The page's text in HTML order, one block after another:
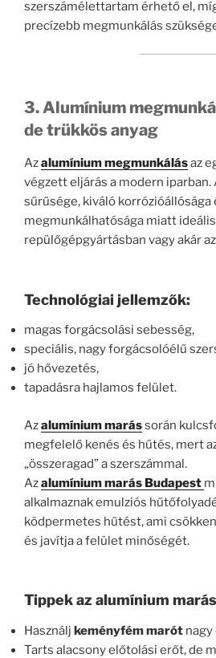
szerszámélettartam érhető el,
precízebb megmunkálás
3. Alumínium
de trükkös anyag
Azalumínium megmunkálásaz
végzett eljárás a modern iparban.
sűrűsége, kiváló korrózióállósága
megmunkálhatósága miatt
repülőgépgyártásban vagy akár
Technológiai jellemzők:
magas forgácsolási sebesség,
speciális, nagy forgácsolóélű
jó hővezetés,
tapadásra hajlamos felület.
Azalumínium marássorán
megfelelő kenés és hűtés, mert
„összeragad” a szerszámmal.
Azalumínium marás Budapest
alkalmaznak emulziós
ködpermetes hűtést, ami
és javítja a felület minőségét.
Tippek az alumínium
Használj keményfém marót nagy
Tarts alacsony előtolási erőt, de